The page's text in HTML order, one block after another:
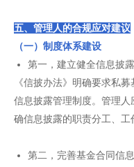
五、管理人的合规应对建议
（一）制度体系建设
第一，建立健全信息披
《信披办法》明确要求私
信息披露管理制度。管理
确信息披露的职责分工、工
第二，完善基金合同信